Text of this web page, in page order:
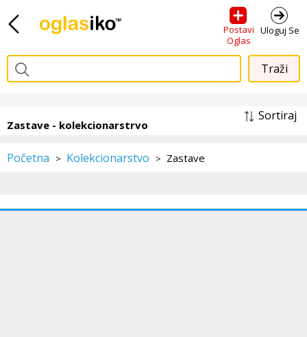
Postavi
Oglas
Uloguj Se
Sortiraj
Zastave - kolekcionarstrvo
Početna > Kolekcionarstvo > Zastave